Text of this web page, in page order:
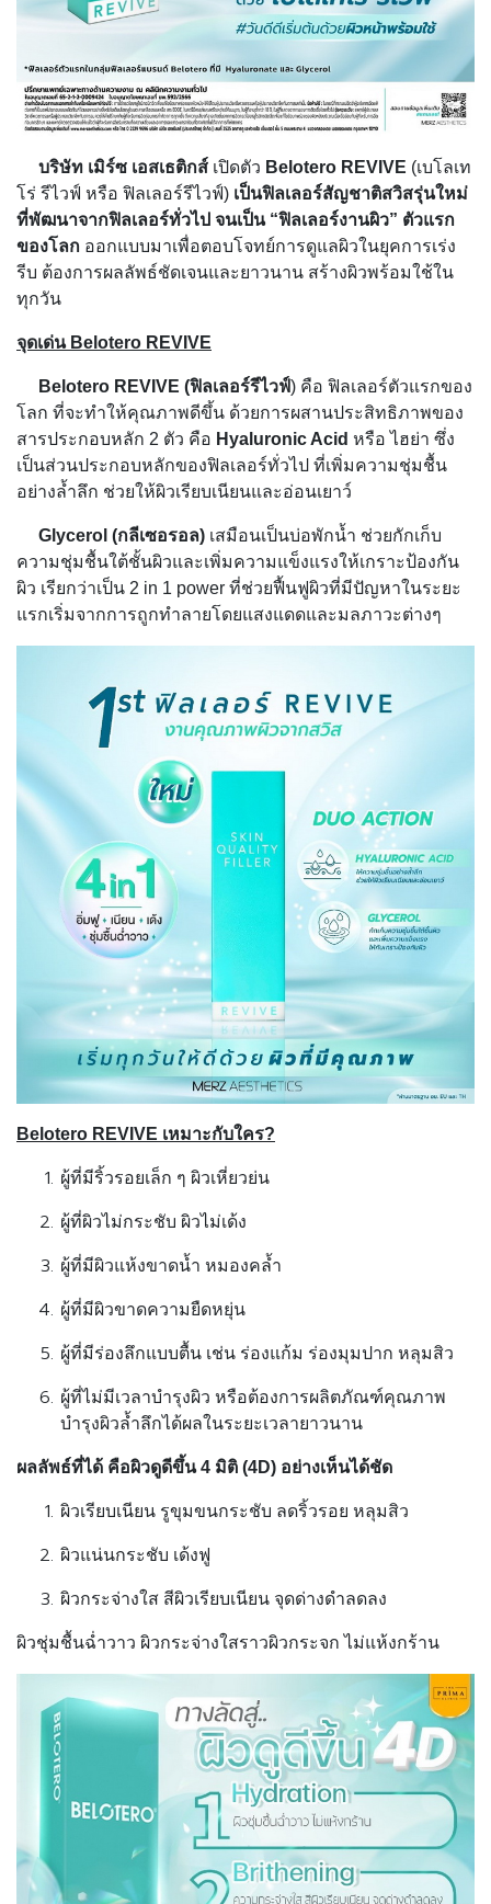
บริษัท เมิร์ซ เอสเธติกส์ เปิดตัว Belotero REVIVE (เบโลเท
โร่ รีไวฟ์ หรือ ฟิลเลอร์รีไวฟ์) เป็นฟิลเลอร์สัญชาติสวิสรุ่นใหม่
ที่พัฒนาจากฟิลเลอร์ทั่วไป จนเป็น “ฟิลเลอร์งานผิว” ตัวแรก
ของโลก ออกแบบมาเพื่อตอบโจทย์การดูแลผิวในยุคการเร่ง
รีบ ต้องการผลลัพธ์ชัดเจนและยาวนาน สร้างผิวพร้อมใช้ใน
ทุกวัน
จุดเด่น Belotero REVIVE
Belotero REVIVE (ฟิลเลอร์รีไวฟ์) คือ ฟิลเลอร์ตัวแรกของ
โลก ที่จะทำให้คุณภาพดีขึ้น ด้วยการผสานประสิทธิภาพของ
สารประกอบหลัก 2 ตัว คือ Hyaluronic Acid หรือ ไฮย่า ซึ่ง
เป็นส่วนประกอบหลักของฟิลเลอร์ทั่วไป ที่เพิ่มความชุ่มชื้น
อย่างล้ำลึก ช่วยให้ผิวเรียบเนียนและอ่อนเยาว์
Glycerol (กลีเซอรอล) เสมือนเป็นบ่อพักน้ำ ช่วยกักเก็บ
ความชุ่มชื้นใต้ชั้นผิวและเพิ่มความแข็งแรงให้เกราะป้องกัน
ผิว เรียกว่าเป็น 2 in 1 power ที่ช่วยฟื้นฟูผิวที่มีปัญหาในระยะ
แรกเริ่มจากการถูกทำลายโดยแสงแดดและมลภาวะต่างๆ
Belotero REVIVE เหมาะกับใคร?
ผู้ที่มีริ้วรอยเล็ก ๆ ผิวเหี่ยวย่น
ผู้ที่ผิวไม่กระชับ ผิวไม่เด้ง
ผู้ที่มีผิวแห้งขาดน้ำ หมองคล้ำ
ผู้ที่มีผิวขาดความยืดหยุ่น
ผู้ที่มีร่องลึกแบบตื้น เช่น ร่องแก้ม ร่องมุมปาก หลุมสิว
ผู้ที่ไม่มีเวลาบำรุงผิว หรือต้องการผลิตภัณฑ์คุณภาพ
บำรุงผิวล้ำลึกได้ผลในระยะเวลายาวนาน
ผลลัพธ์ที่ได้ คือผิวดูดีขึ้น 4 มิติ (4D) อย่างเห็นได้ชัด
ผิวเรียบเนียน รูขุมขนกระชับ ลดริ้วรอย หลุมสิว
ผิวแน่นกระชับ เด้งฟู
ผิวกระจ่างใส สีผิวเรียบเนียน จุดด่างดำลดลง
ผิวชุ่มชื้นฉ่ำวาว ผิวกระจ่างใสราวผิวกระจก ไม่แห้งกร้าน